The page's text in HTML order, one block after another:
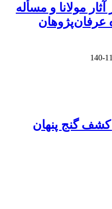
مولانا و مسأله
عرفان‌پژوهان
کشف گنج پنهان